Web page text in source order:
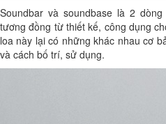
Soundbar và soundbase là 2
tương đồng từ thiết kế, công dụng
loa này lại có những khác nhau cơ
và cách bố trí, sử dụng.